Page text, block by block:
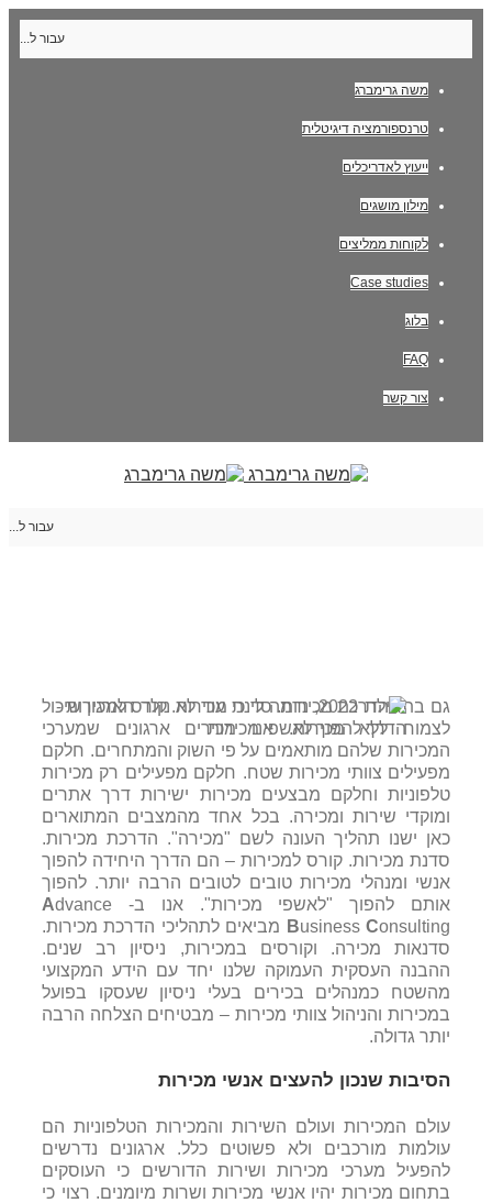
עבור ל...
משה גרימברג
טרנספורמציה דיגיטלית
ייעוץ לאדריכלים
מילון מושגים
לקוחות ממליצים
Case studies
בלוג
FAQ
צור קשר
עבור ל...
הדרכת מכירות. סדנה וקורס מכירות. –
הדרך להפוך לאשפי מכירות
דף ראשי / בלוג / הדרכת מכירות ושרות יעוץ אסטרטגי ,יעוץ ארגוני, מיקור חוץ - לעסקים.
משבר - הבראה - צמיחה,ניהול שינויים וצמיחה
גם בתחילת 2022, נדמה לי כי עוד לא נולד הארגון שיכול
לצמוח ללא מכירות. אנו מכירים ארגונים שמערכי
המכירות שלהם מותאמים על פי השוק והמתחרים. חלקם
מפעילים צוותי מכירות שטח. חלקם מפעילים רק מכירות
טלפוניות וחלקם מבצעים מכירות ישירות דרך אתרים
ומוקדי שירות ומכירה. בכל אחד מהמצבים המתוארים
כאן ישנו תהליך העונה לשם "מכירה". הדרכת מכירות.
סדנת מכירות. קורס למכירות – הם הדרך היחידה להפוך
אנשי ומנהלי מכירות טובים לטובים הרבה יותר. להפוך
אותם להפוך "לאשפי מכירות". אנו ב-
Advance
BusinessC
onsulting מביאים לתהליכי הדרכת מכירות.
סדנאות מכירה. וקורסים במכירות, ניסיון רב שנים.
ההבנה העסקית העמוקה שלנו יחד עם הידע המקצועי
מהשטח כמנהלים בכירים בעלי ניסיון שעסקו בפועל
במכירות והניהול צוותי מכירות – מבטיחים הצלחה הרבה
יותר גדולה.
הסיבות שנכון להעצים אנשי מכירות
עולם המכירות ועולם השירות והמכירות הטלפוניות הם
עולמות מורכבים ולא פשוטים כלל. ארגונים נדרשים
להפעיל מערכי מכירות ושירות הדורשים כי העוסקים
בתחום מכירות יהיו אנשי מכירות ושרות מיומנים. רצוי כי